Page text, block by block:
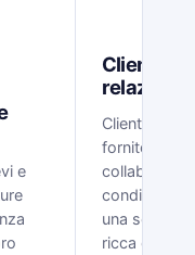
e
Clienti e
relazioni
Clienti, lead,
fornitori e
collaboratori
condividono
una scheda
ricca di